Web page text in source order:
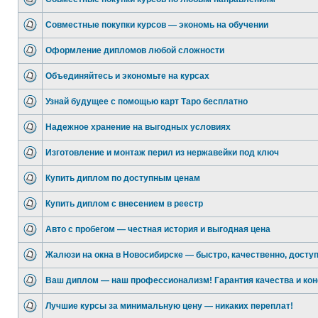
Совместные покупки курсов — экономь на обучении
Оформление дипломов любой сложности
Объединяйтесь и экономьте на курсах
Узнай будущее с помощью карт Таро бесплатно
Надежное хранение на выгодных условиях
Изготовление и монтаж перил из нержавейки под ключ
Купить диплом по доступным ценам
Купить диплом с внесением в реестр
Авто с пробегом — честная история и выгодная цена
Жалюзи на окна в Новосибирске — быстро, качественно,
Ваш диплом — наш профессионализм! Гарантия качества и
Лучшие курсы за минимальную цену — никаких переплат!